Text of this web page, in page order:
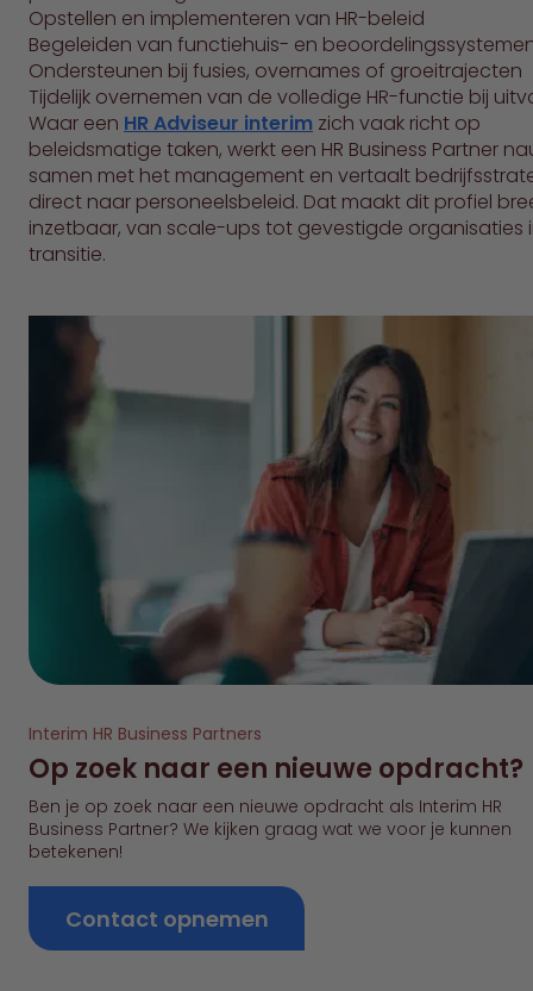
Opstellen en implementeren van HR-beleid
Begeleiden van functiehuis- en
Ondersteunen bij fusies, overnames of groeitrajecten
Tijdelijk overnemen van de volledige HR-functie bij
Waar een HR Adviseur interim zich vaak richt op
beleidsmatige taken, werkt een HR Business Partner
samen met het management en vertaalt
direct naar personeelsbeleid. Dat maakt dit profiel
inzetbaar, van scale-ups tot gevestigde organisaties
transitie.
Interim HR Business Partners
Op zoek naar een nieuwe opdracht?
Ben je op zoek naar een nieuwe opdracht als Interim HR
Business Partner? We kijken graag wat we voor je kunnen
betekenen!
Contact opnemen